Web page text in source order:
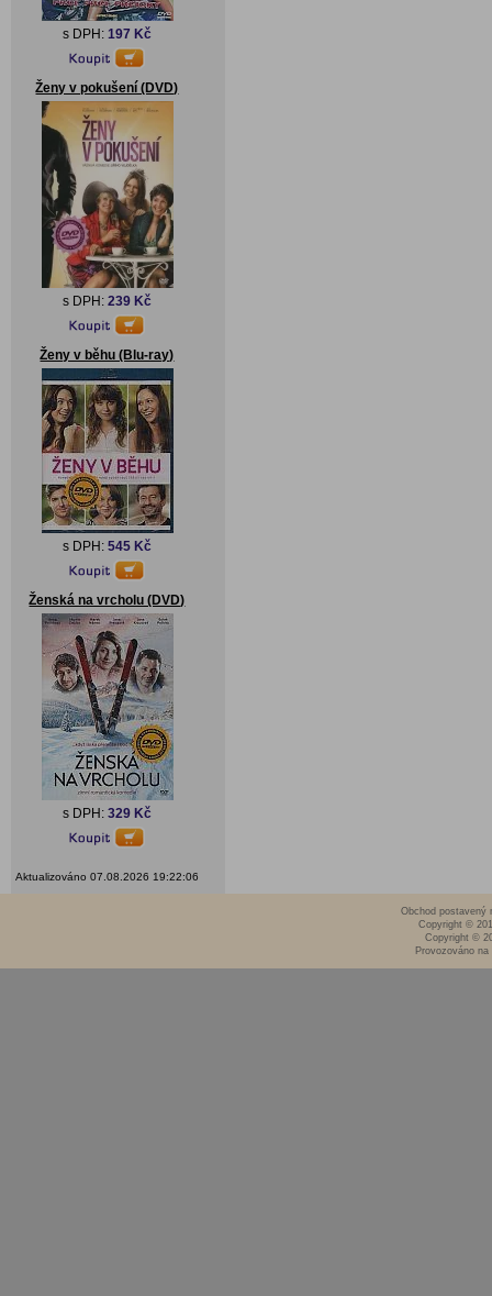
s DPH: 197 Kč
Ženy v pokušení (DVD)
s DPH: 239 Kč
Ženy v běhu (Blu-ray)
s DPH: 545 Kč
Ženská na vrcholu (DVD)
s DPH: 329 Kč
Aktualizováno 07.08.2026 19:22:06
Obchod postavený
Copyright ©
Copyright ©
Provozováno